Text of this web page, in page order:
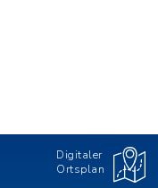
Digitaler
Ortsplan